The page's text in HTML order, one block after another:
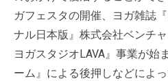
ガフェスタの開催、ヨガ雑誌
ナル日本版』株式会社ベンチ
ヨガスタジオLAVA』事業が始
ーム』による後押しなどによ